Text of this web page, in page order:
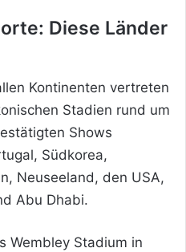
Diese Länder
Kontinenten vertreten
Stadien rund um
Shows
Südkorea,
Neuseeland, den USA,
Abu Dhabi.
Wembley Stadium in